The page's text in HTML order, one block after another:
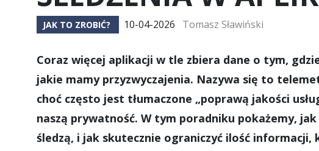
JAK TO ZROBIĆ? 10-04-2026 Tomasz Sławiński
Coraz więcej aplikacji w tle zbiera dane o tym,
jakie mamy przyzwyczajenia. Nazywa się to
choć często jest tłumaczone „poprawą jakości
naszą prywatność. W tym poradniku pokażemy,
śledzą, i jak skutecznie ograniczyć ilość informacji,